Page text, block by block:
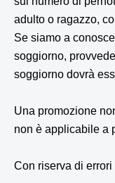
adulto o ragazzo,
Se siamo a
soggiorno,
soggiorno dovrà
Una promozione
non è applicabile a
Con riserva di errori